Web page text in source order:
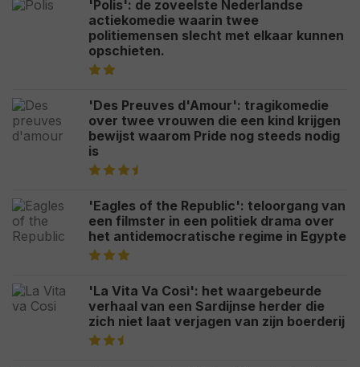
'Polis': de zoveelste Nederlandse
actiekomedie waarin twee
politiemensen slecht met elkaar kunnen
opschieten.
'Des Preuves d'Amour': tragikomedie
over twee vrouwen die een kind krijgen
bewijst waarom Pride nog steeds nodig
is
'Eagles of the Republic': teloorgang van
een filmster in een politiek drama over
het antidemocratische regime in Egypte
'La Vita Va Così': het waargebeurde
verhaal van een Sardijnse herder die
zich niet laat verjagen van zijn boerderij